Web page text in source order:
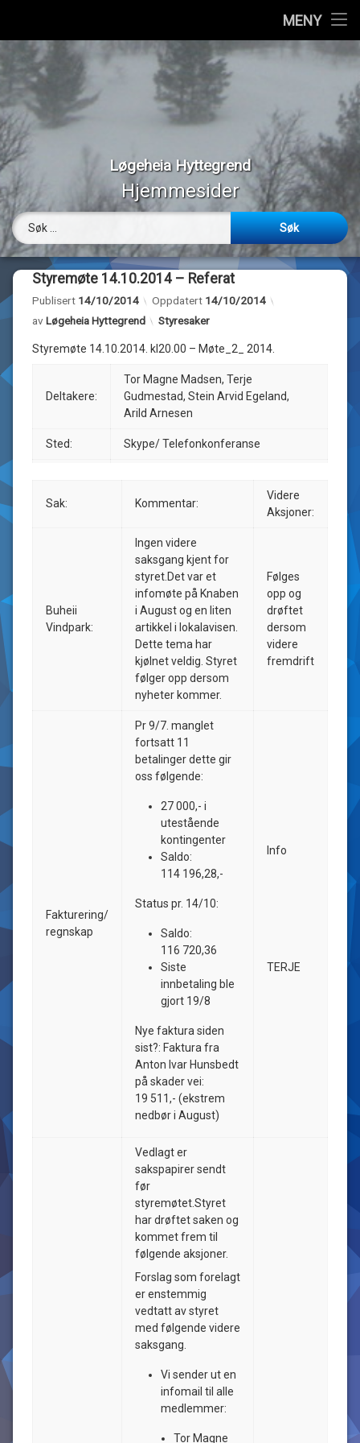
MENY
Vedtekter
Styremedlemmer
Medlemmer
Værmeldinger
Panoramabilder
Bilder
Webkamera
Om…
til
innhold
Løgeheia Hyttegrend
Hjemmesider
Styremøte 14.10.2014 – Referat
Publisert 14/10/2014 Oppdatert 14/10/2014
avLøgeheia Hyttegrend Kategorier:
Styresaker
Styremøte 14.10.2014. kl20.00 – Møte_2_ 2014.
Deltakere:
Tor Magne Madsen, Terje
Gudmestad, Stein Arvid Egeland,
Arild Arnesen
Sted: Skype/ Telefonkonferanse
Kopi til: alle medlemmer via nettside.
Sak: Kommentar:
Videre
Aksjoner:
Buheii
Vindpark:
Ingen videre
saksgang kjent for
styret.Det var et
infomøte på Knaben
i August og en liten
artikkel i lokalavisen.
Dette tema har
kjølnet veldig. Styret
følger opp dersom
nyheter kommer.
Følges
opp og
drøftet
dersom
videre
fremdrift
Fakturering/
regnskap
Pr 9/7. manglet
fortsatt 11
betalinger dette gir
oss følgende:
27 000,- i
utestående
kontingenter
Saldo:
114 196,28,-
Status pr. 14/10:
Saldo:
116 720,36
Siste
innbetaling ble
gjort 19/8
Nye faktura siden
sist?: Faktura fra
Anton Ivar Hunsbedt
på skader vei:
19 511,- (ekstrem
nedbør i August)
Info
TERJE
Vedlagt er
sakspapirer sendt
før
styremøtet.Styret
har drøftet saken og
kommet frem til
følgende aksjoner.
Forslag som forelagt
er enstemmig
vedtatt av styret
med følgende videre
saksgang.
Vi sender ut en
infomail til alle
medlemmer:
Tor Magne